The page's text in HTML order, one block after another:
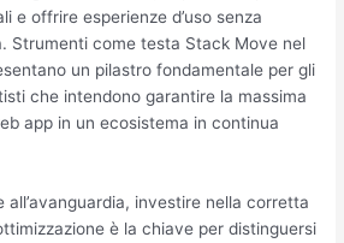
e offrire esperienze d’uso senza
Strumenti come testa Stack Move nel
un pilastro fondamentale per gli
che intendono garantire la massima
app in un ecosistema in continua
all’avanguardia, investire nella corretta
è la chiave per distinguersi